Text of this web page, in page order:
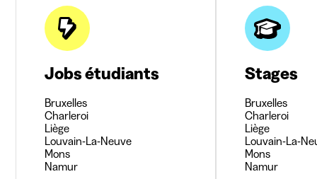
Jobs étudiants
Bruxelles
Charleroi
Liège
Louvain-La-Neuve
Mons
Namur
Stages
Bruxelles
Charleroi
Liège
Louvain-La-
Mons
Namur